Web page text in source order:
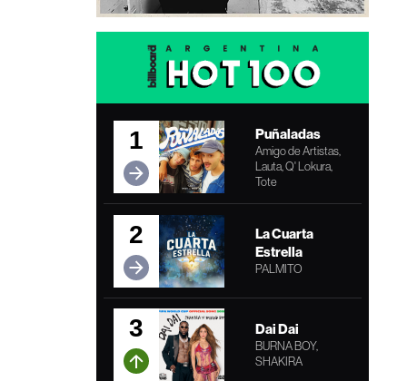
1 Puñaladas
Amigo de Artistas,
Lauta, Q' Lokura,
Tote
2
La Cuarta
Estrella
PALMITO
3 Dai Dai
BURNA BOY,
SHAKIRA